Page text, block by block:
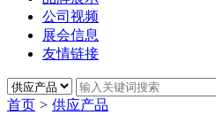
公司视频
展会信息
友情链接
首页 > 供应产品